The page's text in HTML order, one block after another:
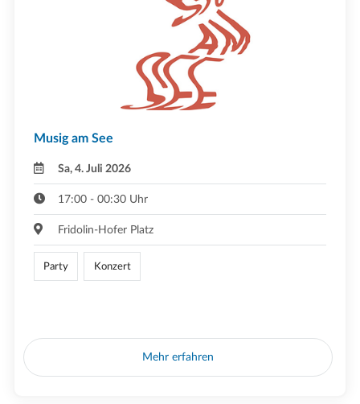
Musig am See
Sa, 4. Juli 2026
17:00 - 00:30 Uhr
Fridolin-Hofer Platz
Party Konzert
Mehr erfahren